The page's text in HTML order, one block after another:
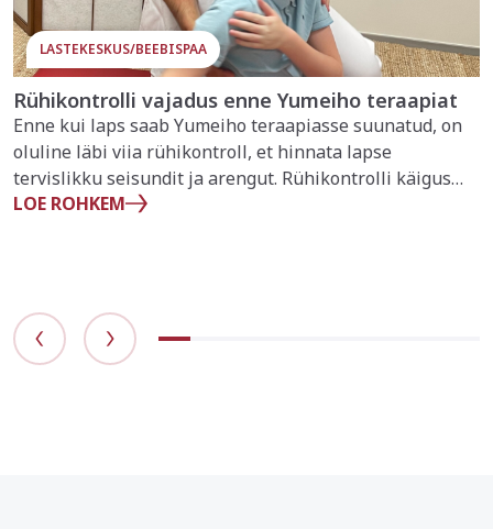
LASTEKESKUS/BEEBISPAA
Rühikontrolli vajadus enne Yumeiho teraapiat
Enne kui laps saab Yumeiho teraapiasse suunatud, on
oluline läbi viia rühikontroll, et hinnata lapse
tervislikku seisundit ja arengut. Rühikontrolli käigus
uuritakse lihaspingeid, kehahoiakut ja võimalikku valu.
LOE ROHKEM